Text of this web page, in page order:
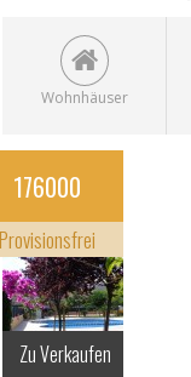
Wohnhäuser
IN UNI-NÄHE
Gandía, Valencian
Community
Zu Verkaufen
176000
Provisionsfrei